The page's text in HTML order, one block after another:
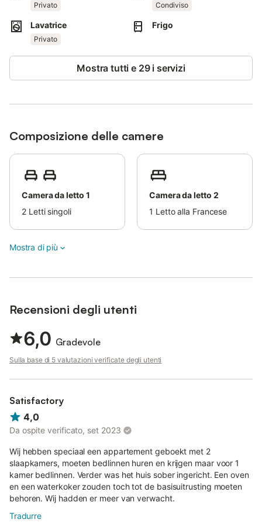
1,5 km o 4 minuti d'auto.
La biancheria da letto e gli asciugamani sono disponibili con un
supplemento (per soggiorno).
Gli animali domestici sono ammessi su richiesta e con un
supplemento.
Privato Condiviso
Lavatrice
Privato
Frigo
Mostra tutti e 29 i servizi
Composizione delle camere
Camera da letto 1
2 Letti singoli
Camera da letto 2
1 Letto alla Francese
Mostra di più
Recensioni degli utenti
6,0 Gradevole
Sulla base di 5 valutazioni verificate degli utenti
Satisfactory
4,0
Da ospite verificato, set 2023
Wij hebben speciaal een appartement geboekt met 2
slaapkamers, moeten bedlinnen huren en krijgen maar voor 1
kamer bedlinnen. Verder was het huis sober ingericht. Een oven
en een waterkoker zouden toch tot de basisuitrusting moeten
behoren. Wij hadden er meer van verwacht.
Tradurre